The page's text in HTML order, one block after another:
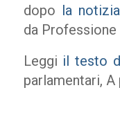
dopo la
da Professione
Leggi il testo
parlamentari, A